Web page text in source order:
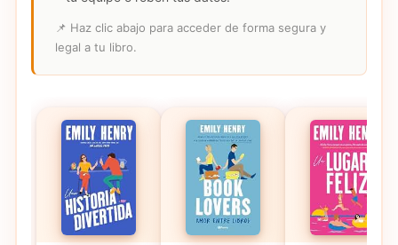
📌 Haz clic abajo para acceder de forma segura y
legal a tu libro.